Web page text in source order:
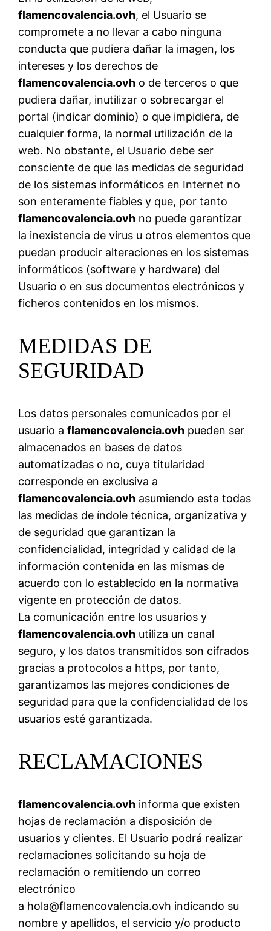
flamencovalencia.ovh, el Usuario se
compromete a no llevar a cabo ninguna
conducta que pudiera dañar la imagen, los
intereses y los derechos de
flamencovalencia.ovh o de terceros o que
pudiera dañar, inutilizar o sobrecargar el
portal (indicar dominio) o que impidiera, de
cualquier forma, la normal utilización de la
web. No obstante, el Usuario debe ser
consciente de que las medidas de seguridad
de los sistemas informáticos en Internet no
son enteramente fiables y que, por tanto
flamencovalencia.ovh no puede garantizar
la inexistencia de virus u otros elementos que
puedan producir alteraciones en los sistemas
informáticos (software y hardware) del
Usuario o en sus documentos electrónicos y
ficheros contenidos en los mismos.
MEDIDAS DE
SEGURIDAD
Los datos personales comunicados por el
usuario aflamencovalencia.ovh pueden ser
almacenados en bases de datos
automatizadas o no, cuya titularidad
corresponde en exclusiva a
flamencovalencia.ovh asumiendo esta todas
las medidas de índole técnica, organizativa y
de seguridad que garantizan la
confidencialidad, integridad y calidad de la
información contenida en las mismas de
acuerdo con lo establecido en la normativa
vigente en protección de datos.
La comunicación entre los usuarios y
flamencovalencia.ovh utiliza un canal
seguro, y los datos transmitidos son cifrados
gracias a protocolos a https, por tanto,
garantizamos las mejores condiciones de
seguridad para que la confidencialidad de los
usuarios esté garantizada.
RECLAMACIONES
flamencovalencia.ovh informa que existen
hojas de reclamación a disposición de
usuarios y clientes. El Usuario podrá realizar
reclamaciones solicitando su hoja de
reclamación o remitiendo un correo
electrónico
a hola@flamencovalencia.ovh indicando su
nombre y apellidos, el servicio y/o producto